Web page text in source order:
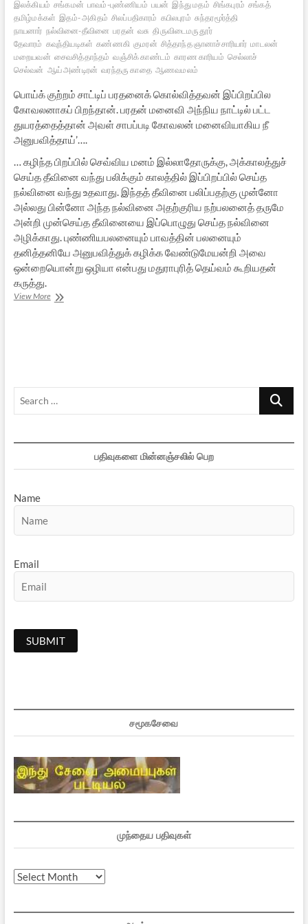
இலக்கியம் சங்கமன் பாவம்-புண்ணியம் பயன் இந்து மதம் சிங்கபுரம் சங்கத்
தமிழ்மக்கள் இதம்- அகிதம் சிலப்பதிகாரம் கபிலபுரம் சுந்தரமூர்த்தி
நாயனார் நல்வினை-தீவினை பரதன் வசு திருவிடைமருதூர்
தேவாரம் கவுந்தியடிகள் கண்ணகி குமரன் சித்தாந்த ஞானாச்சாரியார் மாடலன்
மறையவன் சைவசித்தாந்தம் வஞ்சிக் காண்டம் காரண காரியம் செல்லாச்
செல்வன் ஆய் அண்டிரன் வரந்தரு காதை ஆணவமலம்
பொய்க் குற்றம் சாட்டிப் பரதனைக் கொல்வித்தவன் இப்பிறப்பில
கோவலனாகப் பிறந்தான். பரதன் மனைவி அந்நிய நாட்டில் பட்ட
துயரத்தைத்தான் அவள் சாபப்படி கோவலன் மனைவியாகிய நீ
அனுபவித்தாய்’….
… கழிந்த பிறப்பில் செவ்விய மனம் இல்லாதோருக்கு, அக்காலத்துச்
செய்த தீவினை வந்து பலிக்கும் காலத்தில் இப்பிறப்பில் செய்த
நல்வினை வந்து உதவாது. இந்தத் தீவினை பலிப்பதற்கு முன்னோ
அல்லது பின்னோ அந்த நல்வினை அதற்குரிய நற்பலனைத் தருமே
அன்றி முன்செய்த தீவினையை இப்பொழுது செய்த நல்வினை
அழிக்காது. புண்ணியபலனையும் பாவத்தின் பலனையும்
தனித்தனியே அனுபவித்துக் கழிக்க வேண்டுமேயன்றி அவை
ஒன்றையொன்று ஒழியா என்பது மதுராபுரித் தெய்வம் கூறியதன்
கருத்து.
View Moreஇம்மைச்
Search
பதிவுகளை மின்னஞ்சலில் பெற
Name
Email
சமூகசேவை
முந்தைய பதிவுகள்
முந்தைய